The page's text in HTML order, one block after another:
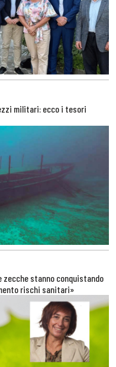
militari: ecco i tesori
stanno conquistando
rischi sanitari»